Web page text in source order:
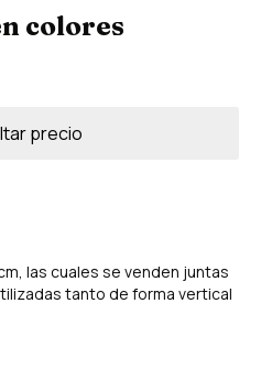
colores
las cuales se venden juntas
tanto de forma vertical